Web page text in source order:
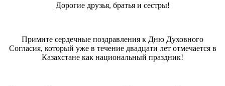
Дорогие друзья, братья и сестры!
Примите сердечные поздравления к Дню Духовного
Согласия, который уже в течение двадцати лет отмечается в
Казахстане как национальный праздник!